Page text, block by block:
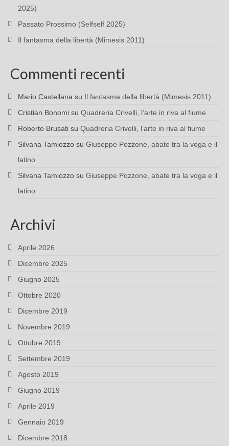
2025)
Passato Prossimo (Selfself 2025)
Il fantasma della libertà (Mimesis 2011)
Commenti recenti
Mario Castellana su Il fantasma della libertà (Mimesis 2011)
Cristian Bonomi su Quadreria Crivelli, l’arte in riva al fiume
Roberto Brusati su Quadreria Crivelli, l’arte in riva al fiume
Silvana Tamiozzo su Giuseppe Pozzone, abate tra la voga e il
latino
Silvana Tamiozzo su Giuseppe Pozzone, abate tra la voga e il
latino
Archivi
Aprile 2026
Dicembre 2025
Giugno 2025
Ottobre 2020
Dicembre 2019
Novembre 2019
Ottobre 2019
Settembre 2019
Agosto 2019
Giugno 2019
Aprile 2019
Gennaio 2019
Dicembre 2018